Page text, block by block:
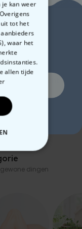
Foto Gezicht
dingen
je kan weer
tot het
waar het
allen tijde